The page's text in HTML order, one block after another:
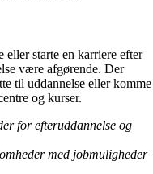
eller starte en karriere efter
være afgørende. Der
til uddannelse eller komme
og kurser.
for efteruddannelse og
med jobmuligheder